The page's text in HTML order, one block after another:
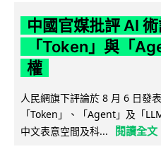
中國官媒批評 AI
「Token」與「
權
人民網旗下評論於 8 月 6 日發
「Token」、「Agent」及「
中文表意空間及科...
閱讀全文